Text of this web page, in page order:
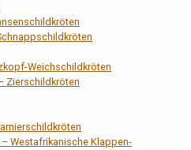
Weichschildkröten
Zierschildkröten
Westafrikanische Klappen-